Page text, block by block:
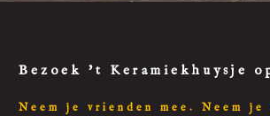
Bezoek 't Keramiekhuysje
Neem je vrienden mee. Neem